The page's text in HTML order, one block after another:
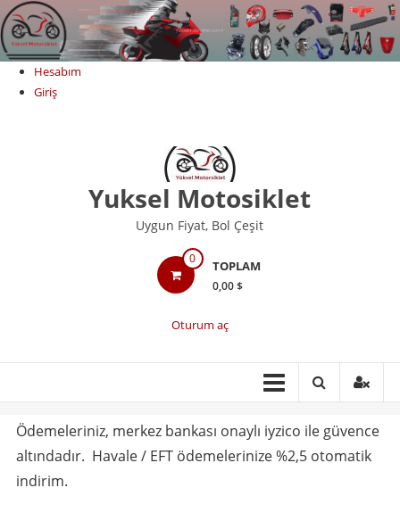
Skip
to
content
Hesabım
Giriş
Yuksel Motosiklet
Uygun Fiyat, Bol Çeşit
0 TOPLAM
0,00 $
Oturum aç
Ödemeleriniz, merkez bankası onaylı iyzico ile güvence
altındadır. Havale / EFT ödemelerinize %2,5 otomatik
indirim.